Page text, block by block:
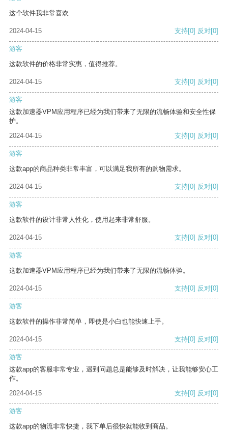
这个软件我非常喜欢
2024-04-15 支持[0] 反对[0]
游客
这款软件的价格非常实惠，值得推荐。
2024-04-15 支持[0] 反对[0]
游客
这款加速器VPM应用程序已经为我们带来了无限的流畅体验和安全性保
护。
2024-04-15
支持[0] 反对[0]
游客
这款app的商品种类非常丰富，可以满足我所有的购物需求。
2024-04-15 支持[0] 反对[0]
游客
这款软件的设计非常人性化，使用起来非常舒服。
2024-04-15 支持[0] 反对[0]
游客
这款加速器VPM应用程序已经为我们带来了无限的流畅体验。
2024-04-15 支持[0] 反对[0]
游客
这款软件的操作非常简单，即使是小白也能快速上手。
2024-04-15 支持[0] 反对[0]
游客
这款app的客服非常专业，遇到问题总是能够及时解决，让我能够安心工
作。
2024-04-15
支持[0] 反对[0]
游客
这款app的物流非常快捷，我下单后很快就能收到商品。